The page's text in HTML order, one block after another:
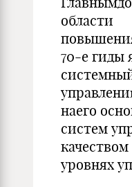
области
70-е гиды
наего
систем
уровнях